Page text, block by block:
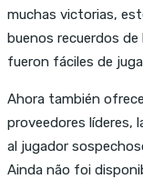
muchas victorias,
buenos recuerdos
fueron fáciles de
Ahora también
proveedores líderes,
al jugador
Ainda não foi